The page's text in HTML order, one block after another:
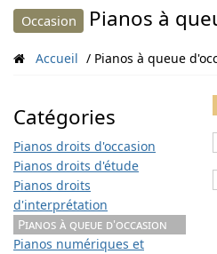
Occasion Pianos à
Accueil Pianos à queue
Catégories
Pianos droits d'occasion
Pianos droits d'étude
Pianos droits
d'interprétation
Pianos à queue d'occasion
Pianos numériques et